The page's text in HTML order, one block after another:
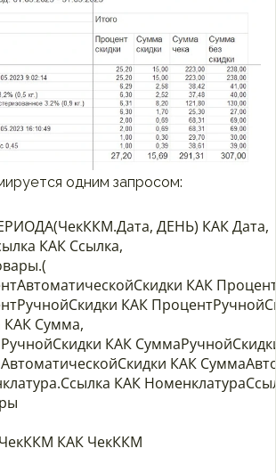
одним запросом: